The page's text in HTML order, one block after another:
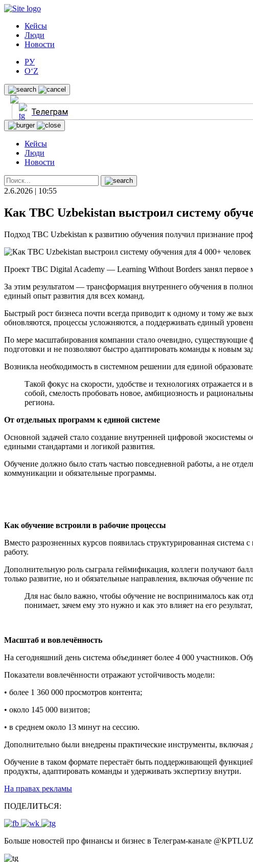
Кейсы
Люди
Новости
РУ
O‘Z
Телеграм
Кейсы
Люди
Новости
2.6.2026 | 10:55
Как TBC Uzbekistan выстроил систему
Подход TBC Uzbekistan к развитию обучения получил признание
Проект TBC Digital Academy — Learning Without Borders занял
За этим результатом — трансформация внутреннего обучения в
единый опыт развития для всех команд.
Быстрый рост бизнеса почти всегда приводит к одному и тому же
обновляются, процессы усложняются, а поддерживать единый
По мере масштабирования компании стало очевидно,
подготовки и не позволяют быстро адаптировать команды к новым
Возникла необходимость в системном решении для единой
Такой фокус на скорости, удобстве и технологиях отражается
собой, смелость пробовать новое, амбициозность и
региона.
От отдельных программ к единой системе
Основной задачей стало создание внутренней цифровой
едиными стандартами и логикой развития.
Обучение должно было стать частью повседневной работы, а не
коммуникации и обязательные программы.
Как обучение встроили в рабочие процессы
Вместо разрозненных курсов появилась структурированная
работу.
Дополнительную роль сыграла геймификация, коллеги получают
только развитие, но и обязательные направления, включая обучение
Для нас было важно, чтобы обучение не воспринималось как
понимает, зачем ему это нужно и как это влияет на его
Масштаб и вовлечённость
На сегодняшний день система объединяет более 4 000 участников.
Показатели вовлечённости отражают устойчивость модели:
• более 1 360 000 просмотров контента;
• около 145 000 визитов;
• в среднем около 13 минут на сессию.
Дополнительно были внедрены практические инструменты, включая
Обучение в таком формате перестаёт быть поддерживающей
продукты, адаптировать команды и удерживать экспертизу внутри.
На правах рекламы
ПОДЕЛИТЬСЯ:
Больше новостей про финансы и бизнес в Телеграм-канале @KPTLUZ